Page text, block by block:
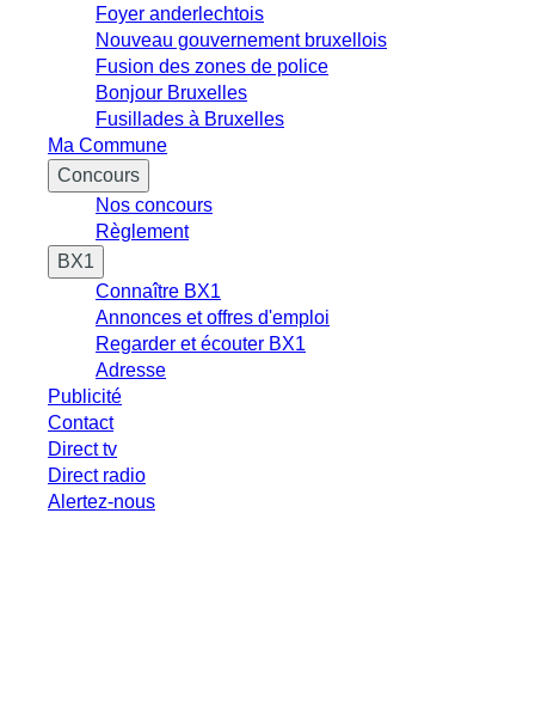
Foyer anderlechtois
Nouveau gouvernement bruxellois
Fusion des zones de police
Bonjour Bruxelles
Fusillades à Bruxelles
Ma Commune
Concours
Nos concours
Règlement
BX1
Connaître BX1
Annonces et offres d'emploi
Regarder et écouter BX1
Adresse
Publicité
Contact
Direct tv
Direct radio
Alertez-nous